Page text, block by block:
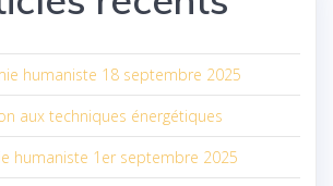
humaniste 18 septembre 2025
aux techniques énergétiques
humaniste 1er septembre 2025